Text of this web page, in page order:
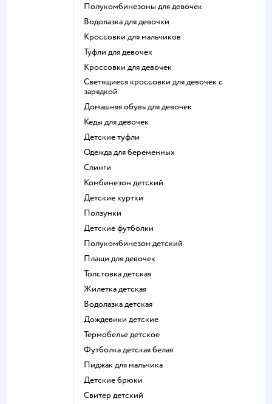
Полукомбинезоны для девочек
Водолазка для девочки
Кроссовки для мальчиков
Туфли для девочек
Кроссовки для девочек
Светящиеся кроссовки для девочек с
зарядкой
Домашняя обувь для девочек
Кеды для девочек
Детские туфли
Одежда для беременных
Слинги
Комбинезон детский
Детские куртки
Ползунки
Детские футболки
Полукомбинезон детский
Плащи для девочек
Толстовка детская
Жилетка детская
Водолазка детская
Дождевики детские
Термобелье детское
Футболка детская белая
Пиджак для мальчика
Детские брюки
Свитер детский